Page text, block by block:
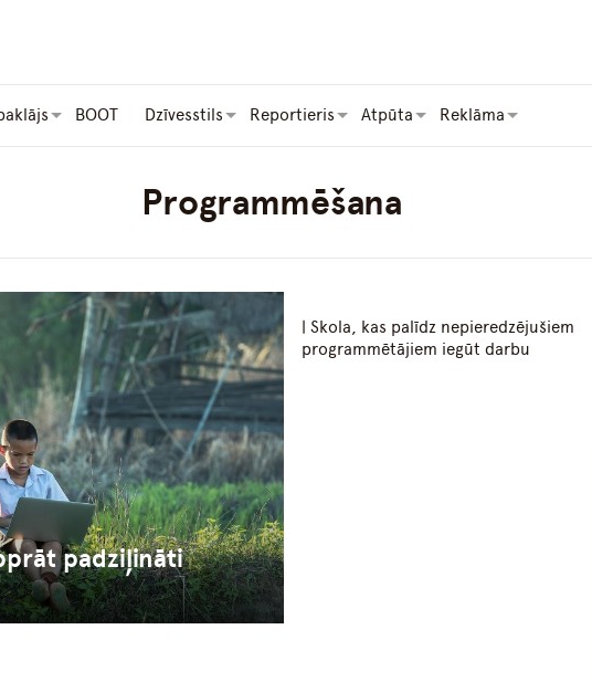
BOOT Dzīvesstils Reportieris Atpūta Reklāma
Programmēšana
padziļināti
| Skola, kas palīdz nepieredzējušiem
programmētājiem iegūt darbu